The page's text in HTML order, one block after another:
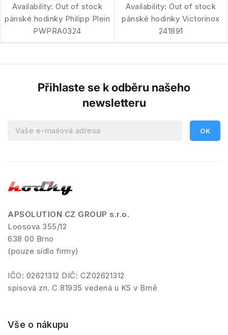
Availability: Out of stock
pánské hodinky Philipp Plein
PWPRA0324
Availability: Out of stock
pánské hodinky Victorinox
241891
Přihlaste se k odběru našeho
newsletteru
APSOLUTION CZ GROUP s.r.o.
Loosova 355/12
638 00 Brno
(pouze sídlo firmy)
IČO: 02621312 DIČ: CZ02621312
spisová zn. C 81935 vedená u KS v Brně
Vše o nákupu